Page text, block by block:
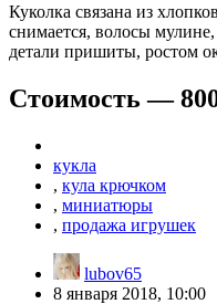
Куколка связана из
снимается, волосы
детали пришиты, ростом
Стоимость —
кукла
, кула крючком
, миниатюры
, продажа игрушек
lubov65
8 января 2018, 10:00